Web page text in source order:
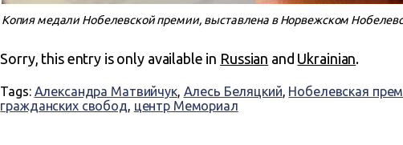
Копия медали Нобелевской премии, выставлена в Норвежском
Sorry, this entry is only available in Russian and Ukrainian.
Tags: Александра Матвийчук, Алесь Беляцкий, Нобелевская
гражданских свобод, центр Мемориал